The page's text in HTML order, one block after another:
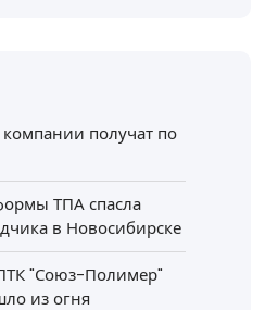
компании получат по
ТПА спасла
в Новосибирске
"Союз-Полимер"
из огня